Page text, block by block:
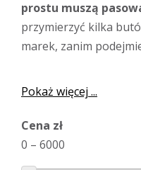
prostu muszą
przymierzyć kilka
marek, zanim
Pokaż więcej ...
Cena zł
0 – 6000